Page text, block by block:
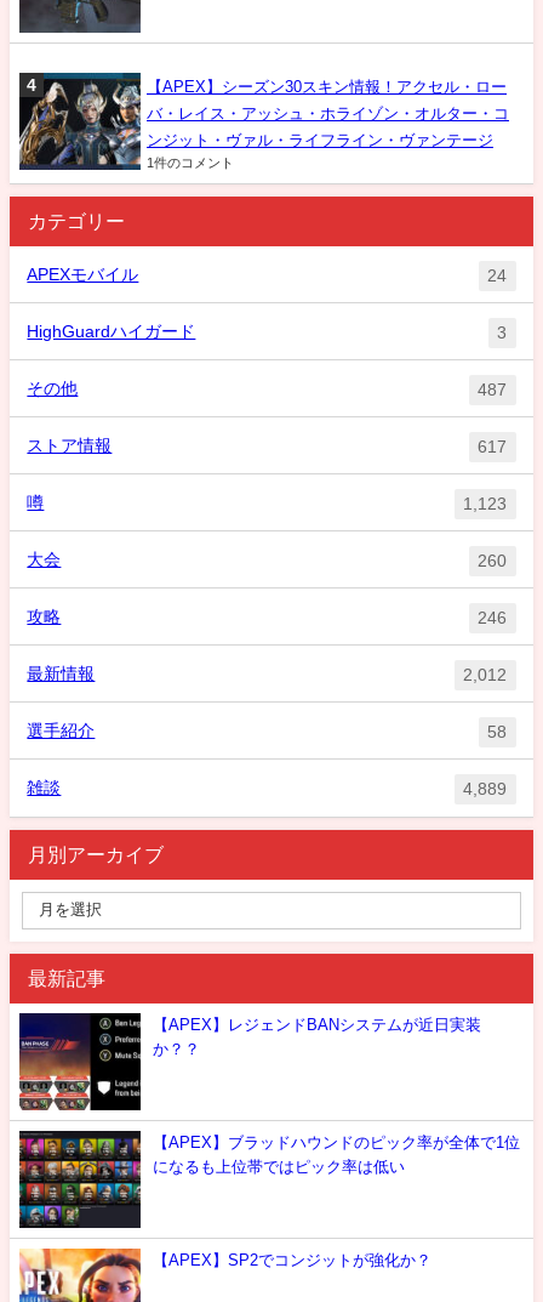
【APEX】シーズン30スキン情報！アクセル・ロー
バ・レイス・アッシュ・ホライゾン・オルター・コ
ンジット・ヴァル・ライフライン・ヴァンテージ
1件のコメント
カテゴリー
APEXモバイル 24
HighGuardハイガード 3
その他 487
ストア情報 617
噂 1,123
大会 260
攻略 246
最新情報 2,012
選手紹介 58
雑談 4,889
月別アーカイブ
最新記事
【APEX】レジェンドBANシステムが近日実装
か？？
【APEX】ブラッドハウンドのピック率が全体で1位
になるも上位帯ではピック率は低い
【APEX】SP2でコンジットが強化か？